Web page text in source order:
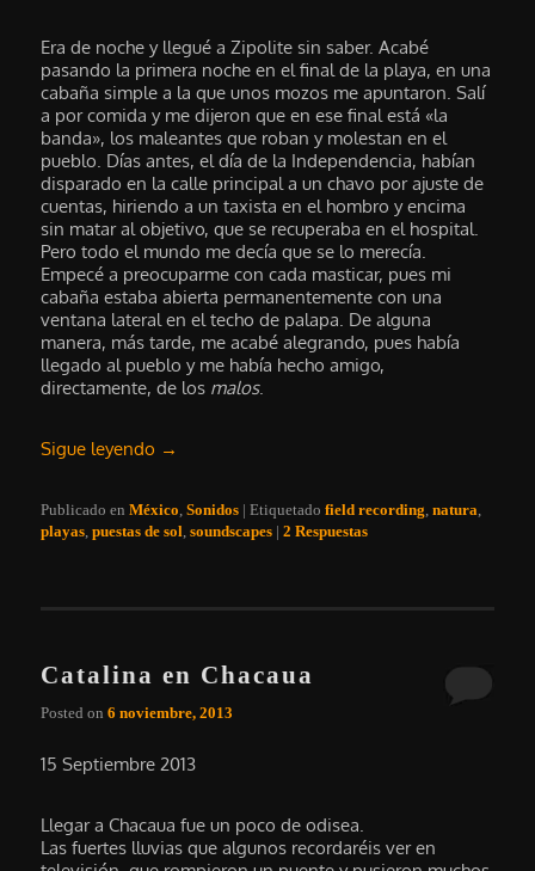
Era de noche y llegué a Zipolite sin saber. Acabé
pasando la primera noche en el final de la playa, en una
cabaña simple a la que unos mozos me apuntaron. Salí
a por comida y me dijeron que en ese final está «la
banda», los maleantes que roban y molestan en el
pueblo. Días antes, el día de la Independencia, habían
disparado en la calle principal a un chavo por ajuste de
cuentas, hiriendo a un taxista en el hombro y encima
sin matar al objetivo, que se recuperaba en el hospital.
Pero todo el mundo me decía que se lo merecía.
Empecé a preocuparme con cada masticar, pues mi
cabaña estaba abierta permanentemente con una
ventana lateral en el techo de palapa. De alguna
manera, más tarde, me acabé alegrando, pues había
llegado al pueblo y me había hecho amigo,
directamente, de los malos.
Sigue leyendo →
Publicado en México ,Sonidos |Etiquetado field recording ,natura
playas ,puestas de sol ,soundscapes |2 Respuestas
Catalina en Chacaua
Posted on6 noviembre, 2013
15 Septiembre 2013
Llegar a Chacaua fue un poco de odisea.
Las fuertes lluvias que algunos recordaréis ver en